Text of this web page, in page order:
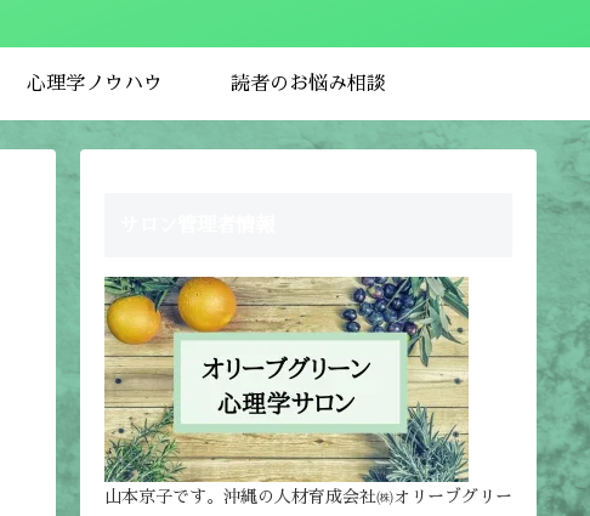
心理学ノウハウ 読者のお悩み相談
山本京子です。沖縄の人材育成会社㈱オリーブグリー